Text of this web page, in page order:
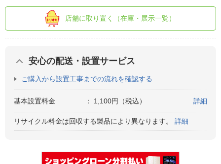
店舗に取り置く（在庫・展示一覧）
安心の配送・設置サービス
ご購入から設置工事までの流れを確認する
基本設置料金 ： 1,100円（税込） 詳細
リサイクル料金は回収する製品により異なります。 詳細